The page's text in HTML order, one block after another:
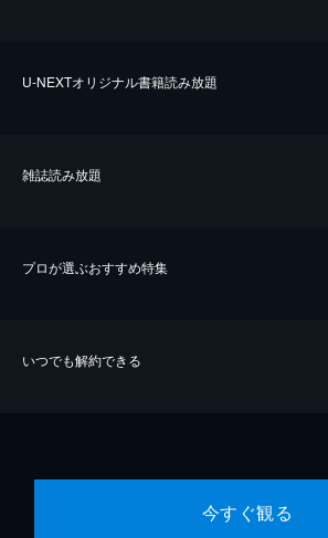
U-NEXTオリジナル書籍読み放題
雑誌読み放題
プロが選ぶおすすめ特集
いつでも解約できる
今すぐ観る